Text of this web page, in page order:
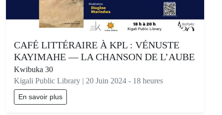
CAFÉ LITTÉRAIRE À KPL : VÉNUSTE
KAYIMAHE — LA CHANSON DE L’AUBE
Kwibuka 30
Kigali Public Library | 20 Juin 2024 - 18 heures
En savoir plus